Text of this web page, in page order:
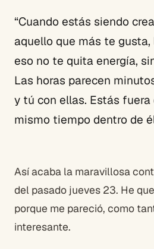
“Cuando estás siendo
aquello que más te gusta,
eso no te quita energía,
Las horas parecen
y tú con ellas. Estás
mismo tiempo dentro de
Así acaba la maravillosa
del pasado jueves 23. He
porque me pareció, como
interesante.